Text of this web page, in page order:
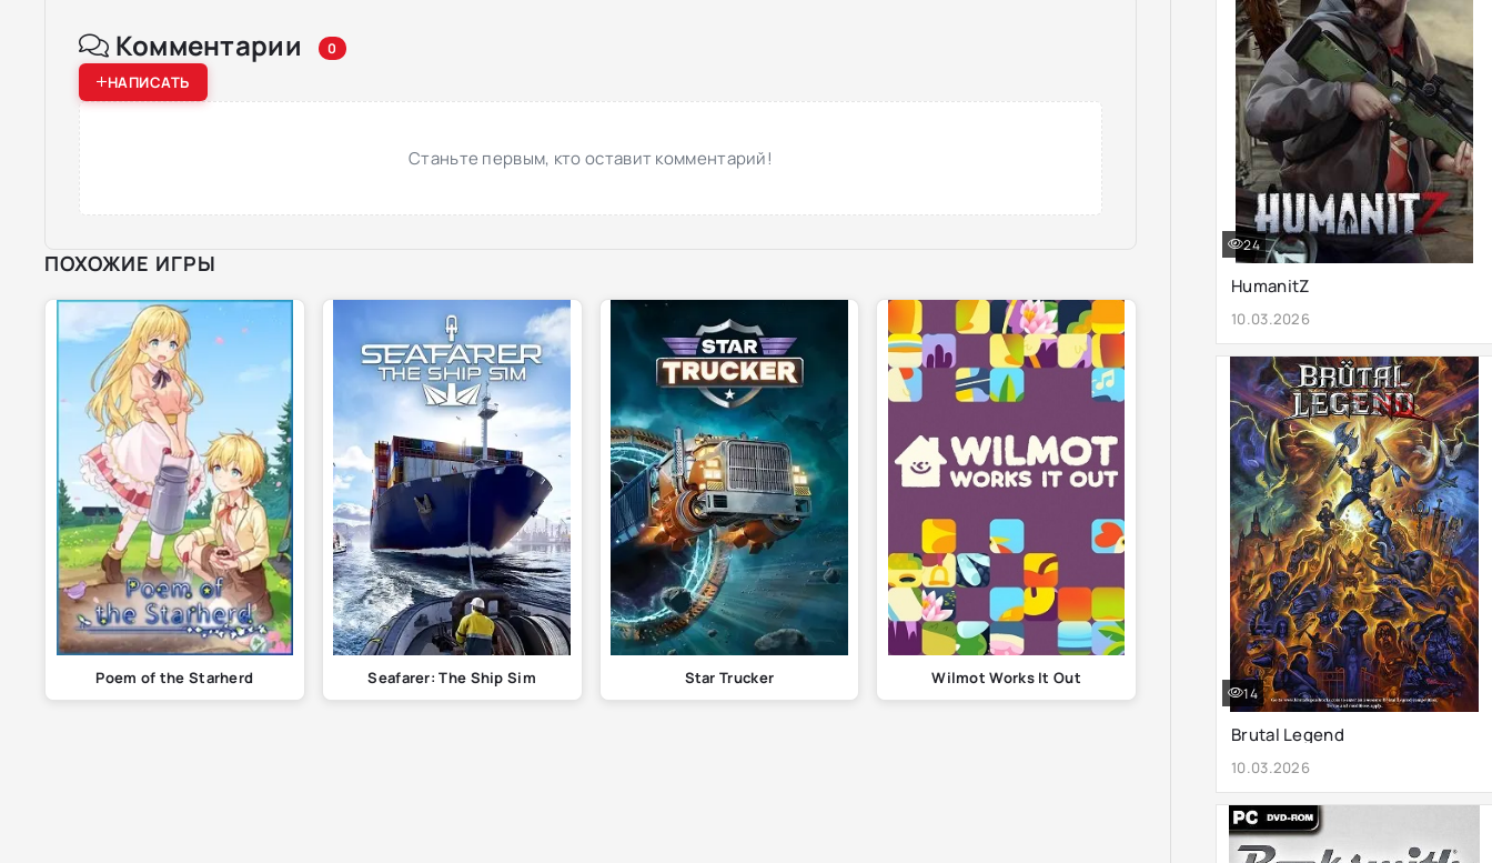
Комментарии 0
НАПИСАТЬ
Станьте первым, кто оставит комментарий!
ПОХОЖИЕ ИГРЫ
Poem of the Starherd Seafarer: The Ship Sim Star Trucker Wilmot Works It Out
HumanitZ
10.03.2026
24
Brutal Legend
10.03.2026
14